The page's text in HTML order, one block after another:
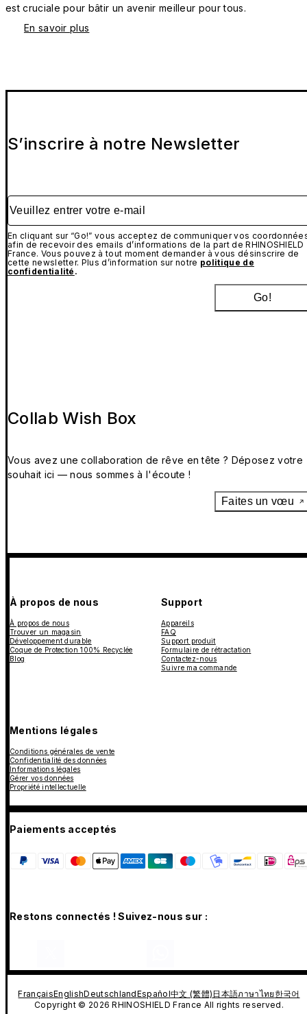
est cruciale pour bâtir un avenir meilleur pour tous.
En savoir plus
S’inscrire à notre Newsletter
Veuillez entrer votre e-mail
En cliquant sur “Go!” vous acceptez de communiquer vos
afin de recevoir des emails d’informations de la part de RHINOSHIELD
France. Vous pouvez à tout moment demander à vous désinscrire de
cette newsletter. Plus d’information sur notre politique de
confidentialité .
Go!
Collab Wish Box
Vous avez une collaboration de rêve en tête ? Déposez votre
souhait ici — nous sommes à l'écoute !
Faites un vœu
À propos de nous
À propos de nous
Trouver un magasin
Développement durable
Coque de Protection 100% Recyclée
Blog
Support
Appareils
FAQ
Support produit
Formulaire de rétractation
Contactez-nous
Suivre ma commande
Mentions légales
Conditions générales de vente
Confidentialité des données
Informations légales
Gérer vos données
Propriété intellectuelle
Paiements acceptés
Restons connectés ! Suivez-nous sur :
FrançaisEnglishDeutschlandEspañol中文 (繁體) 日本語ภาษาไทย 한국어
Copyright © 2026 RHINOSHIELD France All rights reserved.